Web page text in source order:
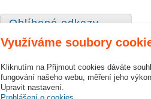
Oblíbené odkazy
Szkoła Podstawowa Nr 1 im.
Janusza Korczaka w Sobótce
Využíváme soubory
Kliknutím na Přijmout cookies dáváte
fungování našeho webu, měření jeho
Upravit nastavení.